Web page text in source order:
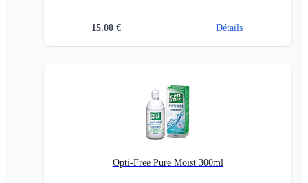
15.00 € Détails
Opti-Free Pure Moist 300ml